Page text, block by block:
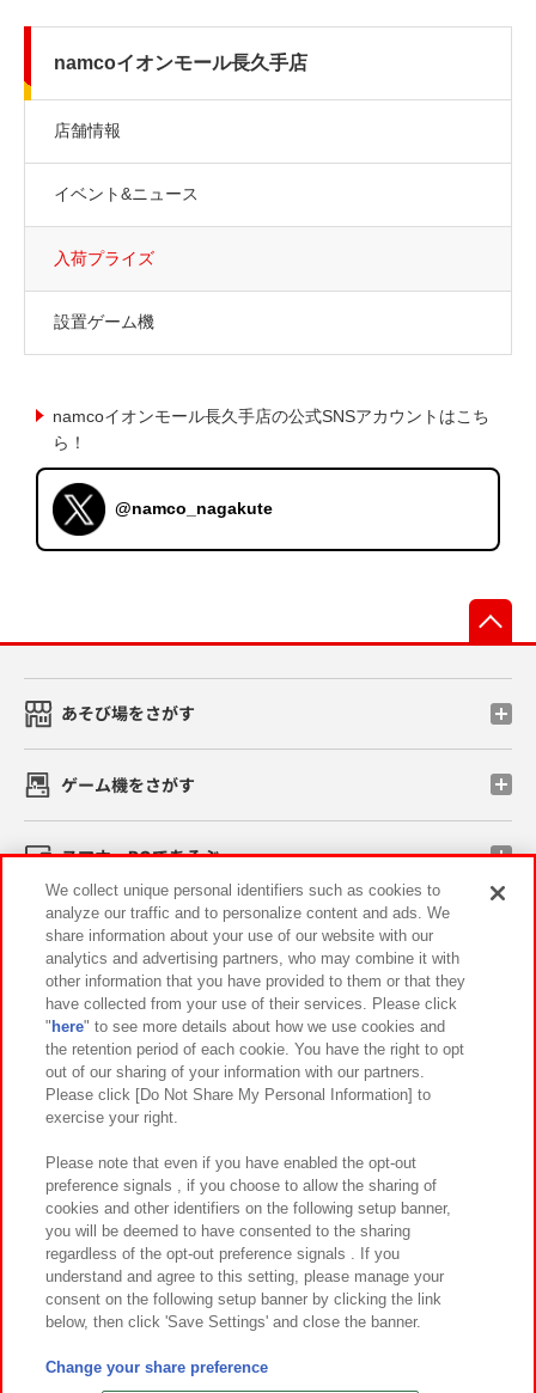
namcoイオンモール長久手店
店舗情報
イベント&ニュース
入荷プライズ
設置ゲーム機
namcoイオンモール長久手店の公式SNSアカウントはこち
ら！
@namco_nagakute
あそび場をさがす
ゲーム機をさがす
スマホ・PCであそぶ
イベント・キャンペーン
関連会社 サステナビリティ サイトポリシー
プライバシーポリシー ウェブアクセシビリティ方針と検証結果
お取引先さまとともに
カスタマーハラスメント対応方針 よくあるご質問・お問い合わせ
©Bandai Namco Amusement Inc.
©Bandai Namco Amusement Lab Inc.
We collect unique personal identifiers such as cookies to
analyze our traffic and to personalize content and ads. We
share information about your use of our website with our
analytics and advertising partners, who may combine it with
other information that you have provided to them or that they
have collected from your use of their services. Please click
" here" to see more details about how we use cookies and
the retention period of each cookie. You have the right to opt
out of our sharing of your information with our partners.
Please click [Do Not Share My Personal Information] to
exercise your right.
Please note that even if you have enabled the opt-out
preference signals , if you choose to allow the sharing of
cookies and other identifiers on the following setup banner,
you will be deemed to have consented to the sharing
regardless of the opt-out preference signals . If you
understand and agree to this setting, please manage your
consent on the following setup banner by clicking the link
below, then click 'Save Settings' and close the banner.
Change your share preference